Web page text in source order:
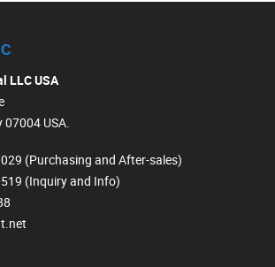
LLC USA
07004 USA.
(Purchasing and After-sales)
(Inquiry and Info)